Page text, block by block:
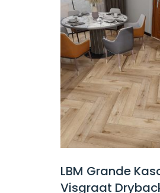
LBM Grande
Visgraat